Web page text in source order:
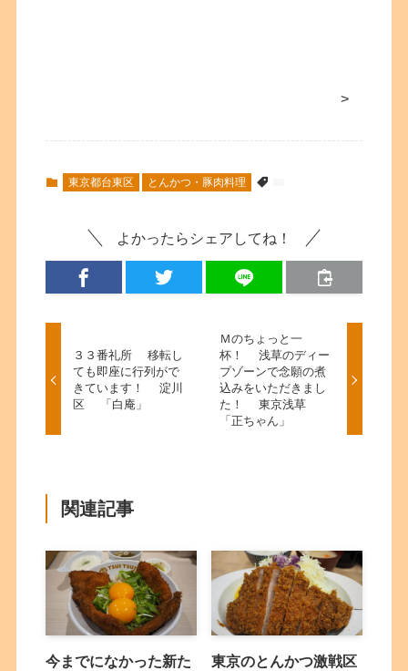
>
東京都台東区 とんかつ・豚肉料理
よかったらシェアしてね！
３３番礼所 移転し
ても即座に行列がで
きています！ 淀川
区 「白庵」
Ｍのちょっと一
杯！ 浅草のディー
プゾーンで念願の煮
込みをいただきまし
た！ 東京浅草
「正ちゃん」
関連記事
今までになかった新た
東京のとんかつ激戦区